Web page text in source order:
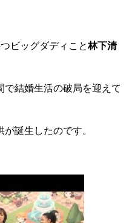
ビッグダディこと林下清
結婚生活の破局を迎えて
が誕生したのです。